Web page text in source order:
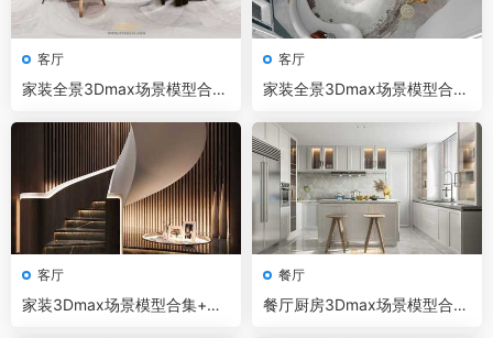
客厅
家装全景3Dmax场景模型合集
客厅
家装全景3Dmax场景模型合集
客厅
家装3Dmax场景模型合集+无
餐厅
餐厅厨房3Dmax场景模型合集